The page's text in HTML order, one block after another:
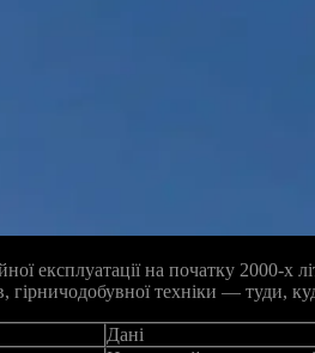
експлуатації на початку 2000-х
гірничодобувної техніки — туди,
Дані